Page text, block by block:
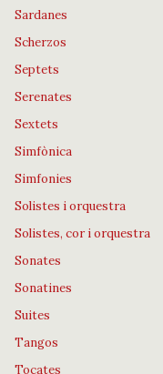
Sardanes
Scherzos
Septets
Serenates
Sextets
Simfònica
Simfonies
Solistes i orquestra
Solistes, cor i orquestra
Sonates
Sonatines
Suites
Tangos
Tocates